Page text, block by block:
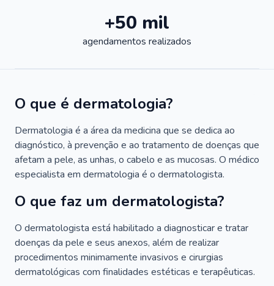
+50 mil
agendamentos realizados
O que é dermatologia?
Dermatologia é a área da medicina que se dedica ao
diagnóstico, à prevenção e ao tratamento de doenças que
afetam a pele, as unhas, o cabelo e as mucosas. O médico
especialista em dermatologia é o dermatologista.
O que faz um dermatologista?
O dermatologista está habilitado a diagnosticar e tratar
doenças da pele e seus anexos, além de realizar
procedimentos minimamente invasivos e cirurgias
dermatológicas com finalidades estéticas e terapêuticas.